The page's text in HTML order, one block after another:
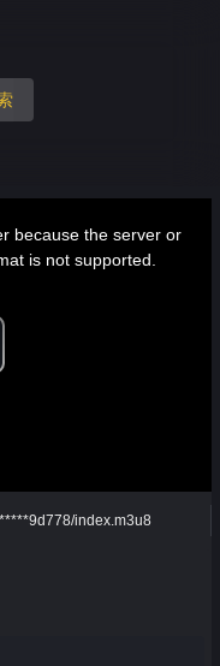
because the server or
is not supported.
index.m3u8